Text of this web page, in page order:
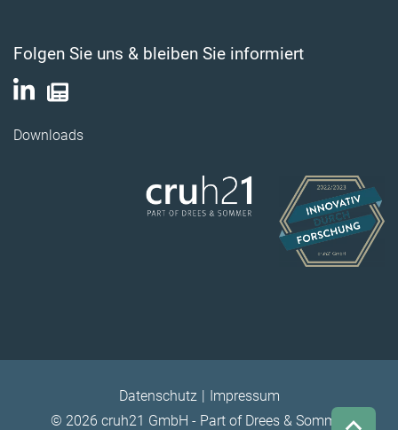
Folgen Sie uns & bleiben Sie informiert
Downloads
Datenschutz
Impressum
© 2026 cruh21 GmbH - Part of Drees & Sommer